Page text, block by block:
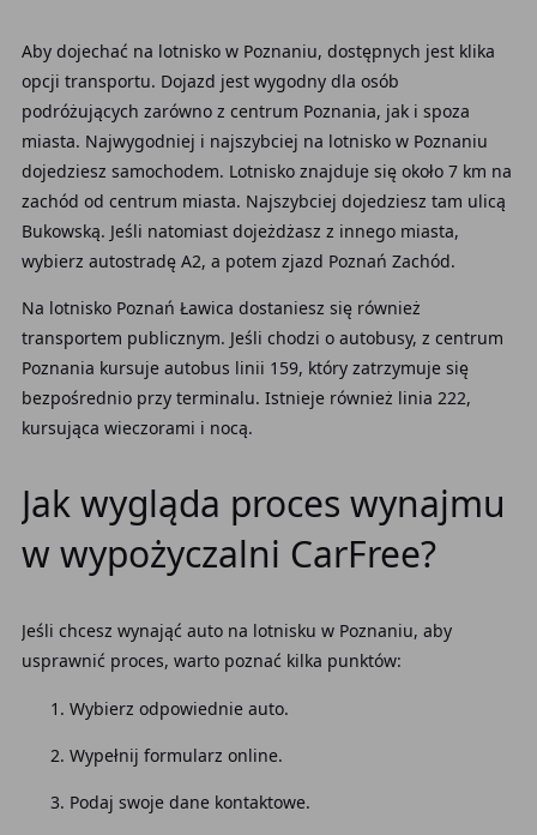
Aby dojechać na lotnisko w Poznaniu, dostępnych jest klika
opcji transportu. Dojazd jest wygodny dla osób
podróżujących zarówno z centrum Poznania, jak i spoza
miasta. Najwygodniej i najszybciej na lotnisko w Poznaniu
dojedziesz samochodem. Lotnisko znajduje się około 7 km na
zachód od centrum miasta. Najszybciej dojedziesz tam ulicą
Bukowską. Jeśli natomiast dojeżdżasz z innego miasta,
wybierz autostradę A2, a potem zjazd Poznań Zachód.
Na lotnisko Poznań Ławica dostaniesz się również
transportem publicznym. Jeśli chodzi o autobusy, z centrum
Poznania kursuje autobus linii 159, który zatrzymuje się
bezpośrednio przy terminalu. Istnieje również linia 222,
kursująca wieczorami i nocą.
Jak wygląda proces wynajmu
w wypożyczalni CarFree?
Jeśli chcesz wynająć auto na lotnisku w Poznaniu, aby
usprawnić proces, warto poznać kilka punktów:
Wybierz odpowiednie auto.
Wypełnij formularz online.
Podaj swoje dane kontaktowe.